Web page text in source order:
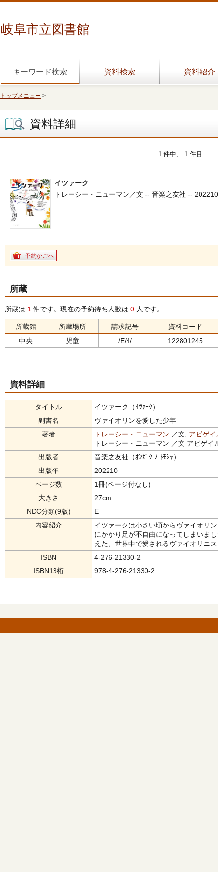
岐阜市立図書館
キーワード検索 資料検索 資料紹介
トップメニュー >
資料詳細
1 件中、 1 件目
イツァーク
トレーシー・ニューマン／文 -- 音楽之友社 --
予約かごへ
所蔵
所蔵は 1 件です。現在の予約待ち人数は 0 人です。
所蔵館 所蔵場所 請求記号
資料コード
中央
児童 /E/ｲ/ 122801245
資料詳細
タイトル
イツァーク（ｲﾂｧｰｸ）
副書名
ヴァイオリンを愛した少年
著者
トレーシー・ニューマン ／文, アビゲ
トレーシー・ニューマン ／文 アビゲ
出版者
音楽之友社（ｵﾝｶﾞｸ ﾉ ﾄﾓｼｬ）
出版年
202210
ページ数
1冊(ページ付なし)
大きさ
27cm
NDC分類(9版)
E
内容紹介
イツァークは小さい頃からヴァイオリ
にかかり足が不自由になってしまいま
えた、世界中で愛されるヴァイオリニ
ISBN
4-276-21330-2
ISBN13桁
978-4-276-21330-2